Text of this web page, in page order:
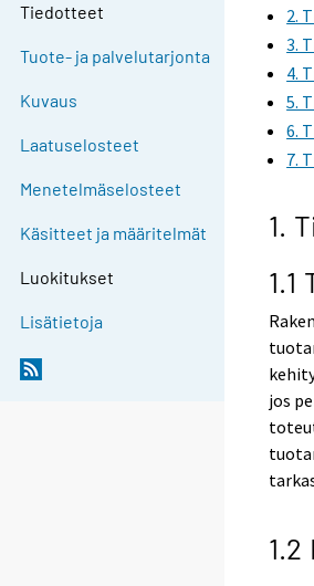
Tiedotteet
Tuote- ja palvelutarjonta
Kuvaus
Laatuselosteet
Menetelmäselosteet
Käsitteet ja määritelmät
Luokitukset
Lisätietoja
2.
3.
4.
5.
6.
7.
1.
jos